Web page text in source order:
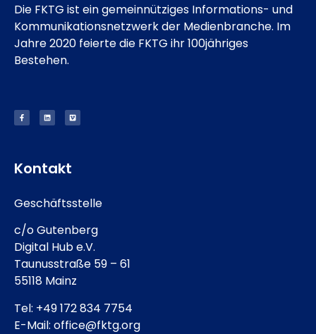
Die FKTG ist ein gemeinnütziges Informations- und
Kommunikationsnetzwerk der Medienbranche. Im
Jahre 2020 feierte die FKTG ihr 100jähriges
Bestehen.
Kontakt
Geschäftsstelle
c/o Gutenberg
Digital Hub e.V.
Taunusstraße 59 – 61
55118 Mainz
Tel: +49 172 834 7754
E-Mail: office@fktg.org